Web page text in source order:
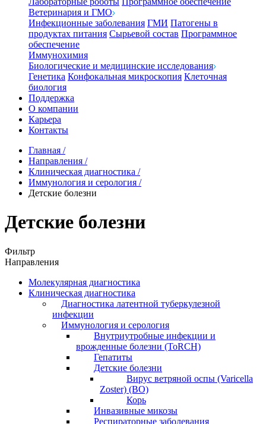
Ветеринария и ГМО
Инфекционные заболевания ГМИ Патогены в
продуктах питания Сырьевой состав Программное
обеспечение
Иммунохимия
Биологические и медицинские исследования
Генетика Конфокальная микроскопия Клеточная
биология
Поддержка
О компании
Карьера
Контакты
Главная /
Направления /
Клиническая диагностика /
Иммунология и серология /
Детские болезни
Детские болезни
Фильтр
Направления
Молекулярная диагностика
Клиническая диагностика
Диагностика латентной туберкулезной
инфекции
Иммунология и серология
Внутриутробные инфекции и
врожденные болезни (ToRCH)
Гепатиты
Детские болезни
Вирус ветряной оспы (Varicella
Zoster) (ВО)
Корь
Инвазивные микозы
Респираторные заболевания